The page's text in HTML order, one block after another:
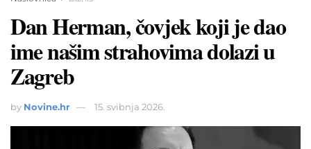
Dan Herman, čovjek koji je dao
ime našim strahovima dolazi u
Zagreb
by Novine.hr 15. svibnja 2026.